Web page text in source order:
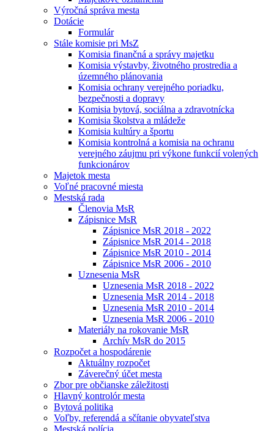
Výročná správa mesta
Dotácie
Formulár
Stále komisie pri MsZ
Komisia finančná a správy majetku
Komisia výstavby, životného prostredia a
územného plánovania
Komisia ochrany verejného poriadku,
bezpečnosti a dopravy
Komisia bytová, sociálna a zdravotnícka
Komisia školstva a mládeže
Komisia kultúry a športu
Komisia kontrolná a komisia na ochranu
verejného záujmu pri výkone funkcií volených
funkcionárov
Majetok mesta
Voľné pracovné miesta
Mestská rada
Členovia MsR
Zápisnice MsR
Zápisnice MsR 2018 - 2022
Zápisnice MsR 2014 - 2018
Zápisnice MsR 2010 - 2014
Zápisnice MsR 2006 - 2010
Uznesenia MsR
Uznesenia MsR 2018 - 2022
Uznesenia MsR 2014 - 2018
Uznesenia MsR 2010 - 2014
Uznesenia MsR 2006 - 2010
Materiály na rokovanie MsR
Archív MsR do 2015
Rozpočet a hospodárenie
Aktuálny rozpočet
Záverečný účet mesta
Zbor pre občianske záležitosti
Hlavný kontrolór mesta
Bytová politika
Voľby, referendá a sčítanie obyvateľstva
Mestská polícia